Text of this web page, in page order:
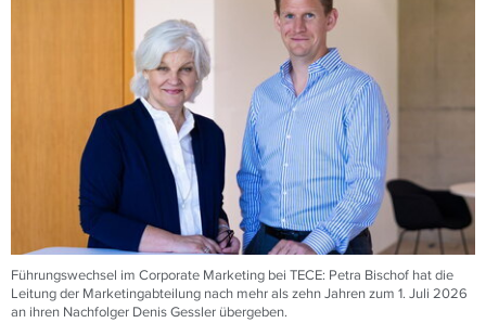
Führungswechsel im Corporate Marketing bei TECE: Petra Bischof hat die
Leitung der Marketingabteilung nach mehr als zehn Jahren zum 1. Juli 2026
an ihren Nachfolger Denis Gessler übergeben.